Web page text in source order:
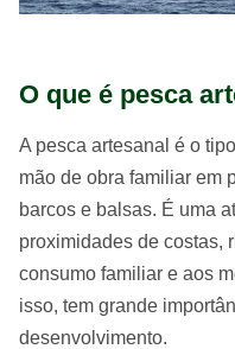
O que é pesca
A pesca artesanal é o
mão de obra familiar em
barcos e balsas. É uma
proximidades de costas,
consumo familiar e aos
isso, tem grande
desenvolvimento.